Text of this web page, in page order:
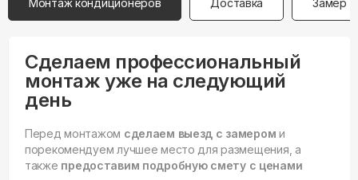
Монтаж кондиционеров Доставка Замер
Сделаем профессиональный
монтаж уже на следующий
день
Перед монтажом сделаем выезд с замером и
порекомендуем лучшее место для размещения, а
также предоставим подробную смету с ценами